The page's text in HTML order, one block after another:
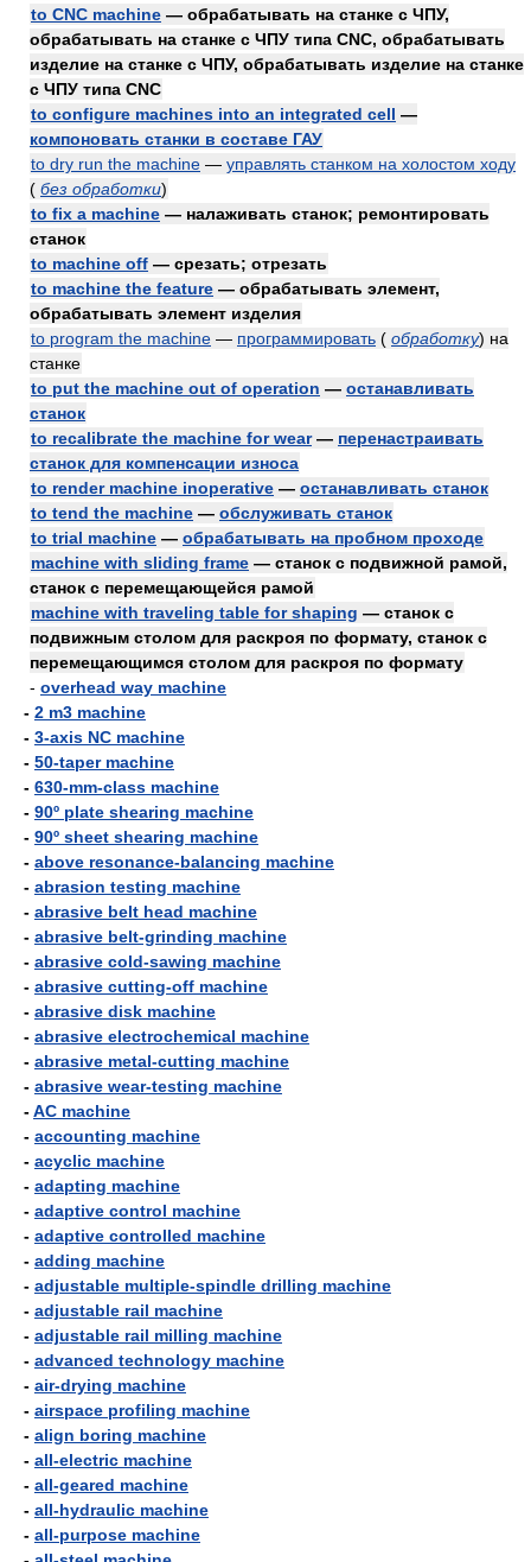
to CNC machine — обрабатывать на станке с ЧПУ,
обрабатывать на станке с ЧПУ типа CNC, обрабатывать
изделие на станке с ЧПУ, обрабатывать изделие на станке
с ЧПУ типа CNC
to configure machines into an integrated cell —
компоновать станки в составе ГАУ
to dry run the machine — управлять станком на холостом ходу
( без обработки)
to fix a machine — налаживать станок; ремонтировать
станок
to machine off — срезать; отрезать
to machine the feature — обрабатывать элемент,
обрабатывать элемент изделия
to program the machine — программировать ( обработку) на
станке
to put the machine out of operation — останавливать
станок
to recalibrate the machine for wear— перенастраивать
станок для компенсации износа
to render machine inoperative — останавливать станок
to tend the machine — обслуживать станок
to trial machine — обрабатывать на пробном проходе
machine with sliding frame — станок с подвижной рамой,
станок с перемещающейся рамой
machine with traveling table for shaping — станок с
подвижным столом для раскроя по формату, станок с
перемещающимся столом для раскроя по формату
- overhead way machine
- 2 m3 machine
- 3-axis NC machine
- 50-taper machine
- 630-mm-class machine
- 90º plate shearing machine
- 90º sheet shearing machine
- above resonance-balancing machine
- abrasion testing machine
- abrasive belt head machine
- abrasive belt-grinding machine
- abrasive cold-sawing machine
- abrasive cutting-off machine
- abrasive disk machine
- abrasive electrochemical machine
- abrasive metal-cutting machine
- abrasive wear-testing machine
-AC machine
- accounting machine
- acyclic machine
- adapting machine
- adaptive control machine
- adaptive controlled machine
- adding machine
- adjustable multiple-spindle drilling machine
- adjustable rail machine
- adjustable rail milling machine
- advanced technology machine
- air-drying machine
- airspace profiling machine
- align boring machine
- all-electric machine
- all-geared machine
- all-hydraulic machine
- all-purpose machine